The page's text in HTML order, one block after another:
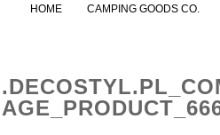
HOME CAMPING GOODS CO.